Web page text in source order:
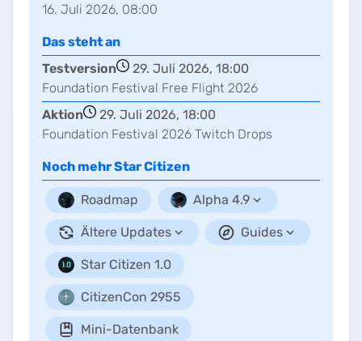
16. Juli 2026, 08:00
Das steht an
Testversion
29. Juli 2026, 18:00
Foundation Festival Free Flight 2026
Aktion
29. Juli 2026, 18:00
Foundation Festival 2026 Twitch Drops
Noch mehrStar Citizen
Roadmap Alpha 4.9
Ältere Updates Guides
Star Citizen 1.0
CitizenCon 2955
Mini-Datenbank